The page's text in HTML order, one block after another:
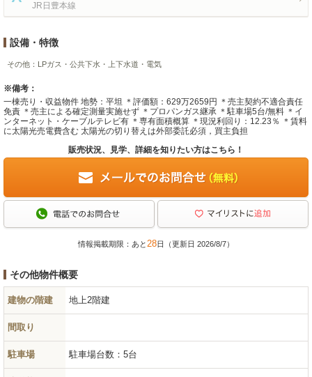
JR日豊本線
設備・特徴
その他： LPガス・公共下水・上下水道・電気
※備考：
一棟売り・収益物件 地勢：平坦 ＊評価額：629万2659円 ＊売主契約不適合責任
免責 ＊売主による確定測量実施せず ＊プロパンガス継承 ＊駐車場5台/無料 ＊イ
ンターネット・ケーブルテレビ有 ＊専有面積概算 ＊現況利回り：12.23％ ＊賃料
に太陽光売電費含む 太陽光の切り替えは外部委託必須，買主負担
販売状況、見学、詳細を知りたい方はこちら！
情報掲載期限：あと28日（更新日 2026/8/7）
その他物件概要
建物の階建 地上2階建
間取り
駐車場 駐車場台数：5台